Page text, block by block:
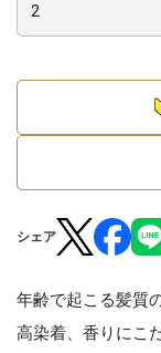
シェア
年齢で起こる髪質
高染着、香りにこ